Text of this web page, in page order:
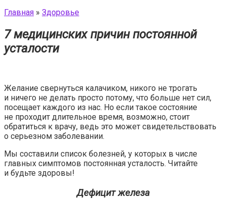
Главная » Здоровье
7 медицинских причин постоянной
усталости
Желание свернуться калачиком, никого не трогать
и ничего не делать просто потому, что больше нет сил,
посещает каждого из нас. Но если такое состояние
не проходит длительное время, возможно, стоит
обратиться к врачу, ведь это может свидетельствовать
о серьезном заболевании.
Мы составили список болезней, у которых в числе
главных симптомов постоянная усталость. Читайте
и будьте здоровы!
Дефицит железа